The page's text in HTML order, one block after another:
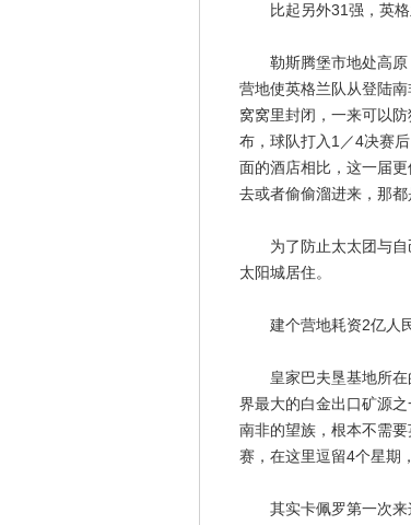
比起另外31强，英格
勒斯腾堡市地处高原，
营地使英格兰队从登陆
窝窝里封闭，一来可以
布，球队打入1／4决赛
面的酒店相比，这一届
去或者偷偷溜进来，那都
为了防止太太团与自
太阳城居住。
建个营地耗资2亿人
皇家巴夫垦基地所在
界最大的白金出口矿源
南非的望族，根本不需
赛，在这里逗留4个星期
其实卡佩罗第一次来这